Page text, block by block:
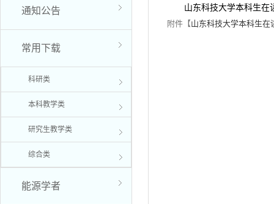
通知公告
常用下载
科研类
本科教学类
研究生教学类
综合类
能源学者
山东科技大学本科生在
附件【山东科技大学本科生在